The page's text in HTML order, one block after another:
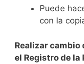
Puede
con la
Realizar
el Registro de la